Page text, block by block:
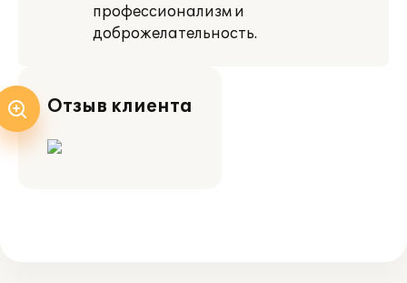
профессионализм и
доброжелательность.
Отзыв клиента